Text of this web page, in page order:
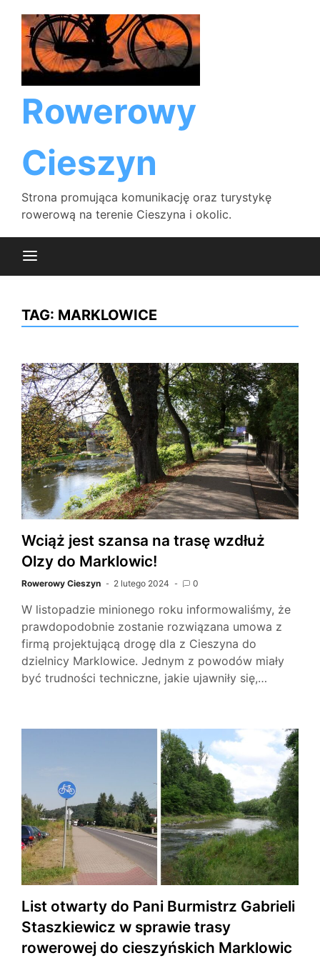
content
Rowerowy
Cieszyn
Strona promująca komunikację oraz turystykę
rowerową na terenie Cieszyna i okolic.
TAG: MARKLOWICE
Wciąż jest szansa na trasę wzdłuż
Olzy do Marklowic!
Rowerowy Cieszyn 2 lutego 2024 0
W listopadzie minionego roku informowaliśmy, że
prawdopodobnie zostanie rozwiązana umowa z
firmą projektującą drogę dla z Cieszyna do
dzielnicy Marklowice. Jednym z powodów miały
być trudności techniczne, jakie ujawniły się,…
List otwarty do Pani Burmistrz Gabrieli
Staszkiewicz w sprawie trasy
rowerowej do cieszyńskich Marklowic